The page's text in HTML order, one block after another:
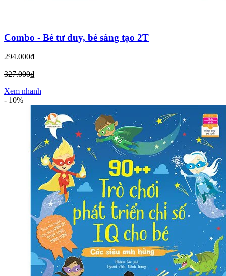
Combo - Bé tư duy, bé sáng tạo 2T
294.000₫
327.000₫
Xem nhanh
- 10%